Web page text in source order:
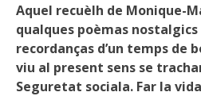
Aquel recuèlh de Monique-
qualques poèmas
recordanças d’un temps de
viu al present sens se
Seguretat sociala. Far la